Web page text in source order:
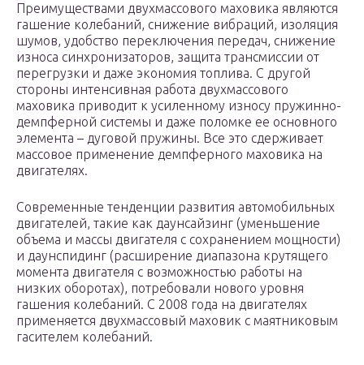
Преимуществами двухмассового маховика являются
гашение колебаний, снижение вибраций, изоляция
шумов, удобство переключения передач, снижение
износа синхронизаторов, защита трансмиссии от
перегрузки и даже экономия топлива. С другой
стороны интенсивная работа двухмассового
маховика приводит к усиленному износу пружинно-
демпферной системы и даже поломке ее основного
элемента – дуговой пружины. Все это сдерживает
массовое применение демпферного маховика на
двигателях.
Современные тенденции развития автомобильных
двигателей, такие как даунсайзинг (уменьшение
объема и массы двигателя с сохранением мощности)
и даунспидинг (расширение диапазона крутящего
момента двигателя с возможностью работы на
низких оборотах), потребовали нового уровня
гашения колебаний. С 2008 года на двигателях
применяется двухмассовый маховик с маятниковым
гасителем колебаний.